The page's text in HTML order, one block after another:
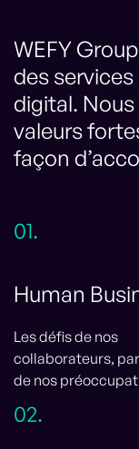
WEFY
des
digital.
valeurs
façon
01.
Human
Les défis de nos
collaborateurs,
de nos
02.